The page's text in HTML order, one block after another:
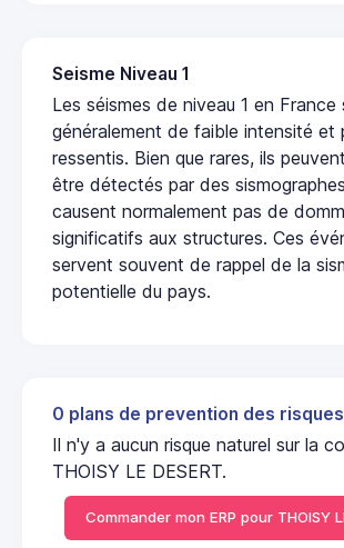
Seisme Niveau 1
Les séismes de niveau 1 en France
généralement de faible intensité et
ressentis. Bien que rares, ils
être détectés par des
causent normalement pas de
significatifs aux structures. Ces
servent souvent de rappel de la
potentielle du pays.
0 plans de prevention des
Il n'y a aucun risque naturel sur la
THOISY LE DESERT.
Commander mon ERP pour THOISY